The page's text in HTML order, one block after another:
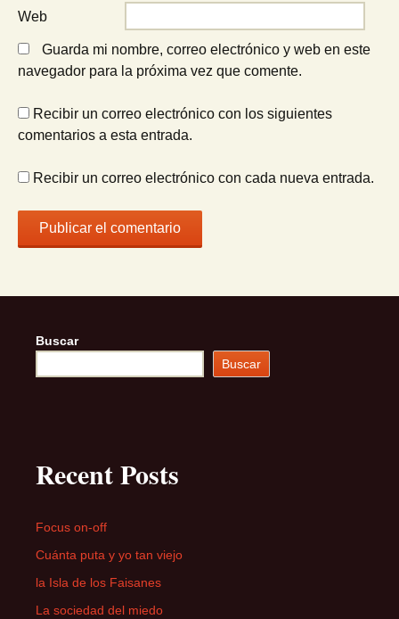
Web
Guarda mi nombre, correo electrónico y web en este
navegador para la próxima vez que comente.
Recibir un correo electrónico con los siguientes
comentarios a esta entrada.
Recibir un correo electrónico con cada nueva entrada.
Buscar
Buscar
Recent Posts
Focus on-off
Cuánta puta y yo tan viejo
la Isla de los Faisanes
La sociedad del miedo